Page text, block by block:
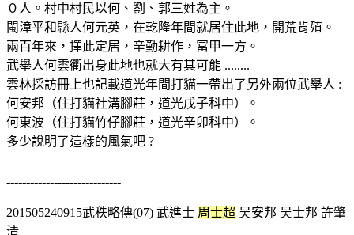
０人。村中村民以何、劉、郭三姓為主。
閩漳平和縣人何元英，在乾隆年間就居住此地，開荒肯殖。
兩百年來，擇此定居，辛勤耕作，冨甲一方。
武舉人何雲衢出身此地也就大有其可能 ........
雲林採訪冊上也記載道光年間打貓一帶出了另外兩位武舉人 :
何安邦（住打貓社溝腳莊，道光戊子科中）。
何東波（住打貓竹仔腳莊，道光辛卯科中）。
多少說明了這樣的風氣吧 ?
-----------------------------
201505240915武秩略傳(07) 武進士 周士超 吴安邦 吴士邦 許肇
清